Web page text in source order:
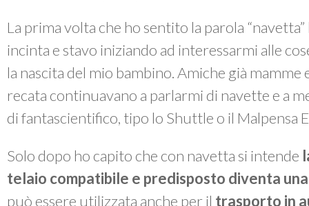
La prima volta che ho sentito la parola
incinta e stavo iniziando ad interessarmi alle
la nascita del mio bambino. Amiche già
recata continuavano a parlarmi di navette e a
di fantascientifico, tipo lo Shuttle o il Malpensa
Solo dopo ho capito che con navetta si intende
telaio compatibile e predisposto diventa
può essere utilizzata anche per il trasporto in